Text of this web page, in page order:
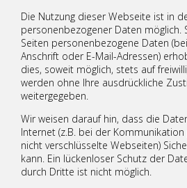
Die Nutzung dieser Webseite ist in
personenbezogener Daten möglich.
Seiten personenbezogene Daten
Anschrift oder E-Mail-Adressen)
dies, soweit möglich, stets auf
werden ohne Ihre ausdrückliche
weitergegeben.
Wir weisen darauf hin, dass die
Internet (z.B. bei der
nicht verschlüsselte Webseiten)
kann. Ein lückenloser Schutz der
durch Dritte ist nicht möglich.